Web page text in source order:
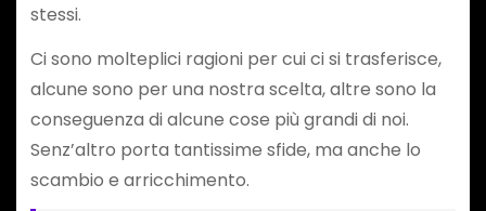
stessi.
Ci sono molteplici ragioni per cui ci si trasferisce,
alcune sono per una nostra scelta, altre sono la
conseguenza di alcune cose più grandi di noi.
Senz’altro porta tantissime sfide, ma anche lo
scambio e arricchimento.